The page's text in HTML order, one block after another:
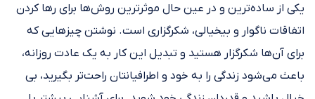
یکی از ساده‌ترین و در عین حال موثرترین روش‌ها برای رها کردن
اتفاقات ناگوار و بیخیالی، شکرگزاری است. نوشتن چیزهایی که
برای آن‌ها شکرگزار هستید و تبدیل این کار به یک عادت روزانه،
باعث می‌شود زندگی را به خود و اطرافیانتان راحت‌تر بگیرید، بی